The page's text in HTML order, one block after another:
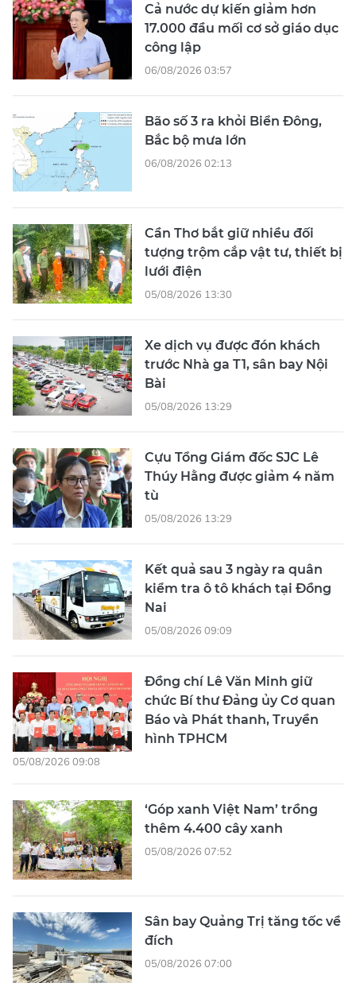
Cả nước dự kiến giảm hơn
17.000 đầu mối cơ sở giáo dục
công lập
06/08/2026 03:57
Bão số 3 ra khỏi Biển Đông,
Bắc bộ mưa lớn
06/08/2026 02:13
Cần Thơ bắt giữ nhiều đối
tượng trộm cắp vật tư, thiết bị
lưới điện
05/08/2026 13:30
Xe dịch vụ được đón khách
trước Nhà ga T1, sân bay Nội
Bài
05/08/2026 13:29
Cựu Tổng Giám đốc SJC Lê
Thúy Hằng được giảm 4 năm
tù
05/08/2026 13:29
Kết quả sau 3 ngày ra quân
kiểm tra ô tô khách tại Đồng
Nai
05/08/2026 09:09
Đồng chí Lê Văn Minh giữ
chức Bí thư Đảng ủy Cơ quan
Báo và Phát thanh, Truyền
hình TPHCM
05/08/2026 09:08
‘Góp xanh Việt Nam’ trồng
thêm 4.400 cây xanh
05/08/2026 07:52
Sân bay Quảng Trị tăng tốc về
đích
05/08/2026 07:00